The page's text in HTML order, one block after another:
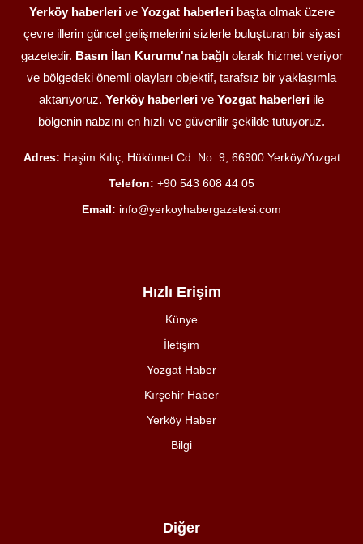
Yerköy haberlerive Yozgat haberleribaşta olmak üzere
çevre illerin güncel gelişmelerini sizlerle buluşturan bir siyasi
gazetedir. Basın İlan Kurumu'na bağlıolarak hizmet veriyor
ve bölgedeki önemli olayları objektif, tarafsız bir yaklaşımla
aktarıyoruz. Yerköy haberleri ve Yozgat haberleri ile
bölgenin nabzını en hızlı ve güvenilir şekilde tutuyoruz.
Adres: Haşim Kılıç, Hükümet Cd. No: 9, 66900 Yerköy/Yozgat
Telefon: +90 543 608 44 05
Email: info@yerkoyhabergazetesi.com
Hızlı Erişim
Künye
İletişim
Yozgat Haber
Kırşehir Haber
Yerköy Haber
Bilgi
Diğer